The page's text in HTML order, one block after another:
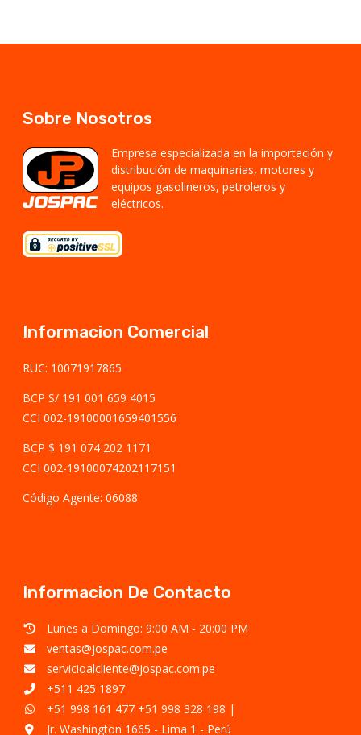
Sobre Nosotros
Empresa especializada en la importación y
distribución de maquinarias, motores y
equipos gasolineros, petroleros y
eléctricos.
Informacion Comercial
RUC: 10071917865
BCP S/ 191 001 659 4015
CCI 002-19100001659401556
BCP $ 191 074 202 1171
CCI 002-19100074202117151
Código Agente: 06088
Informacion De Contacto
Lunes a Domingo: 9:00 AM - 20:00 PM
ventas@jospac.com.pe
servicioalcliente@jospac.com.pe
+511 425 1897
+51 998 161 477 +51 998 328 198 |
Jr. Washington 1665 - Lima 1 - Perú